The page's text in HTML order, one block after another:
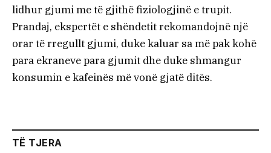
lidhur gjumi me të gjithë fiziologjinë e trupit.
Prandaj, ekspertët e shëndetit rekomandojnë një
orar të rregullt gjumi, duke kaluar sa më pak kohë
para ekraneve para gjumit dhe duke shmangur
konsumin e kafeinës më vonë gjatë ditës.
TË TJERA